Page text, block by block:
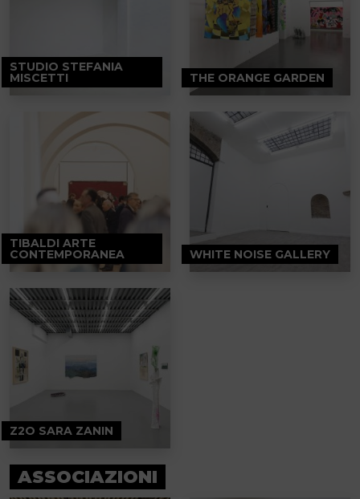
STUDIO STEFANIA
MISCETTI THE ORANGE GARDEN
TIBALDI ARTE
CONTEMPORANEA WHITE NOISE GALLERY
Z2O SARA ZANIN
ASSOCIAZIONI